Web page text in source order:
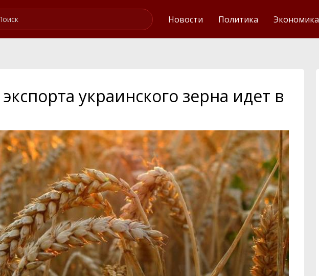
Новости Политика Экономика
украинского зерна идет в